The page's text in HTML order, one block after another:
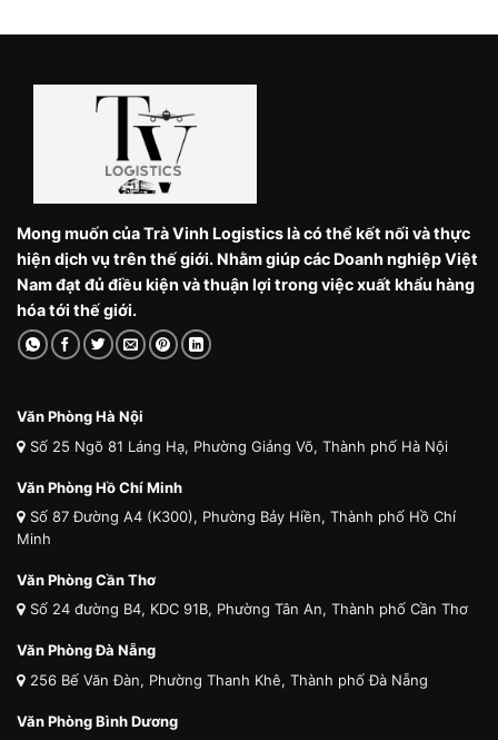
Mong muốn của Trà Vinh Logistics là có thể kết nối và thực
hiện dịch vụ trên thế giới. Nhằm giúp các Doanh nghiệp Việt
Nam đạt đủ điều kiện và thuận lợi trong việc xuất khẩu hàng
hóa tới thế giới.
Văn Phòng Hà Nội
Số 25 Ngõ 81 Láng Hạ, Phường Giảng Võ, Thành phố Hà Nội
Văn Phòng Hồ Chí Minh
Số 87 Đường A4 (K300), Phường Bảy Hiền, Thành phố Hồ Chí
Minh
Văn Phòng Cần Thơ
Số 24 đường B4, KDC 91B, Phường Tân An, Thành phố Cần Thơ
Văn Phòng Đà Nẵng
256 Bế Văn Đàn, Phường Thanh Khê, Thành phố Đà Nẵng
Văn Phòng Bình Dương